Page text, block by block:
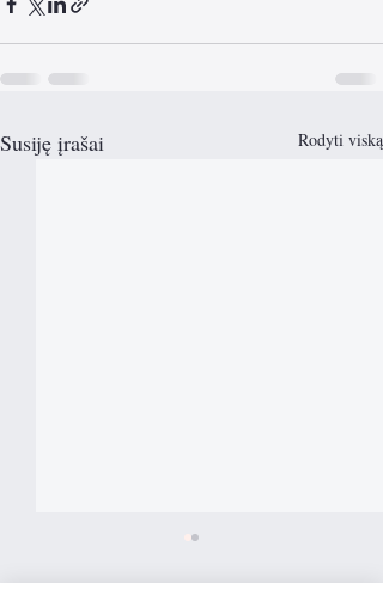
Susiję įrašai Rodyti viską